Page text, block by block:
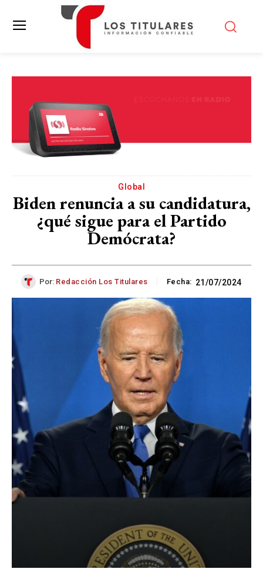
Global
Biden renuncia a su candidatura,
¿qué sigue para el Partido
Demócrata?
Por: Redacción Los Titulares Fecha: 21/07/2024